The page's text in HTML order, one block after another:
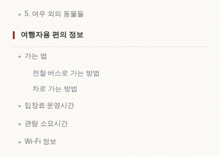
5. 여우 외의 동물들
여행자용 편의 정보
가는 법
전철·버스로 가는 방법
차로 가는 방법
입장료·운영시간
관람 소요시간
Wi-Fi 정보